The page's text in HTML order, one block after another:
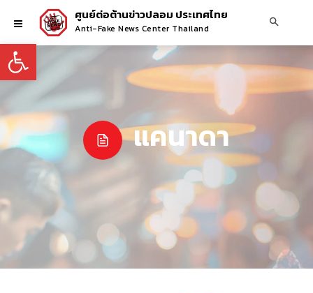
Open toolbar
ศูนย์ต่อต้านข่าวปลอม ประเทศไทย
Anti-Fake News Center Thailand
แคนาดา